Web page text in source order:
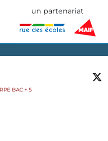
un partenariat
BAC + 5